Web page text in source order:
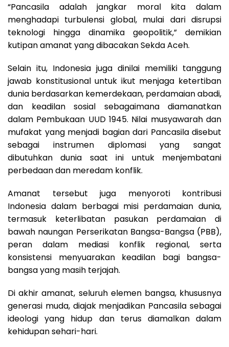
“Pancasila adalah jangkar moral kita dalam
menghadapi turbulensi global, mulai dari disrupsi
teknologi hingga dinamika geopolitik,” demikian
kutipan amanat yang dibacakan Sekda Aceh.
Selain itu, Indonesia juga dinilai memiliki tanggung
jawab konstitusional untuk ikut menjaga ketertiban
dunia berdasarkan kemerdekaan, perdamaian abadi,
dan keadilan sosial sebagaimana diamanatkan
dalam Pembukaan UUD 1945. Nilai musyawarah dan
mufakat yang menjadi bagian dari Pancasila disebut
sebagai instrumen diplomasi yang sangat
dibutuhkan dunia saat ini untuk menjembatani
perbedaan dan meredam konflik.
Amanat tersebut juga menyoroti kontribusi
Indonesia dalam berbagai misi perdamaian dunia,
termasuk keterlibatan pasukan perdamaian di
bawah naungan Perserikatan Bangsa-Bangsa (PBB),
peran dalam mediasi konflik regional, serta
konsistensi menyuarakan keadilan bagi bangsa-
bangsa yang masih terjajah.
Di akhir amanat, seluruh elemen bangsa, khususnya
generasi muda, diajak menjadikan Pancasila sebagai
ideologi yang hidup dan terus diamalkan dalam
kehidupan sehari-hari.